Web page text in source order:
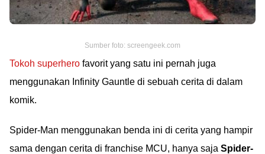
Sumber foto: screengeek.com
Tokoh superhero favorit yang satu ini pernah juga
menggunakan Infinity Gauntle di sebuah cerita di dalam
komik.
Spider-Man menggunakan benda ini di cerita yang hampir
sama dengan cerita di franchise MCU, hanya saja Spider-